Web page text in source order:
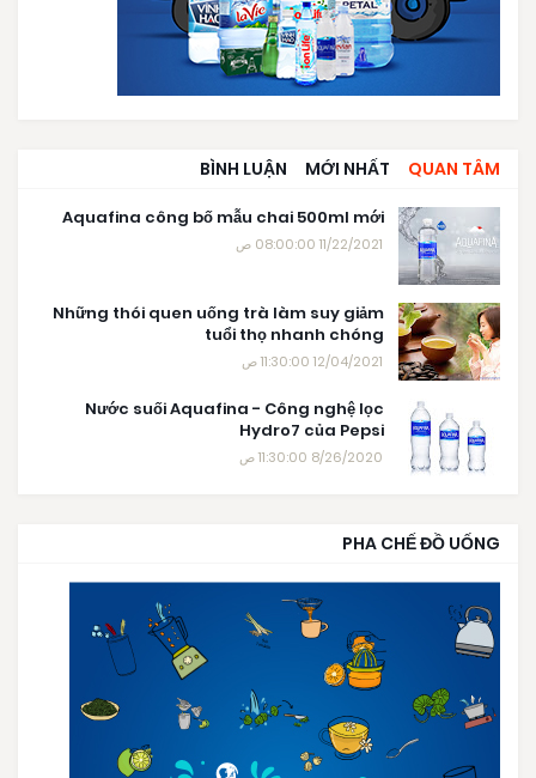
QUAN TÂM
MỚI NHẤT
BÌNH LUẬN
Aquafina công bố mẫu chai 500ml mới
11/22/2021 08:00:00 ص
Những thói quen uống trà làm suy giảm
tuổi thọ nhanh chóng
12/04/2021 11:30:00 ص
Nước suối Aquafina - Công nghệ lọc
Hydro7 của Pepsi
8/26/2020 11:30:00 ص
PHA CHẾ ĐỒ UỐNG